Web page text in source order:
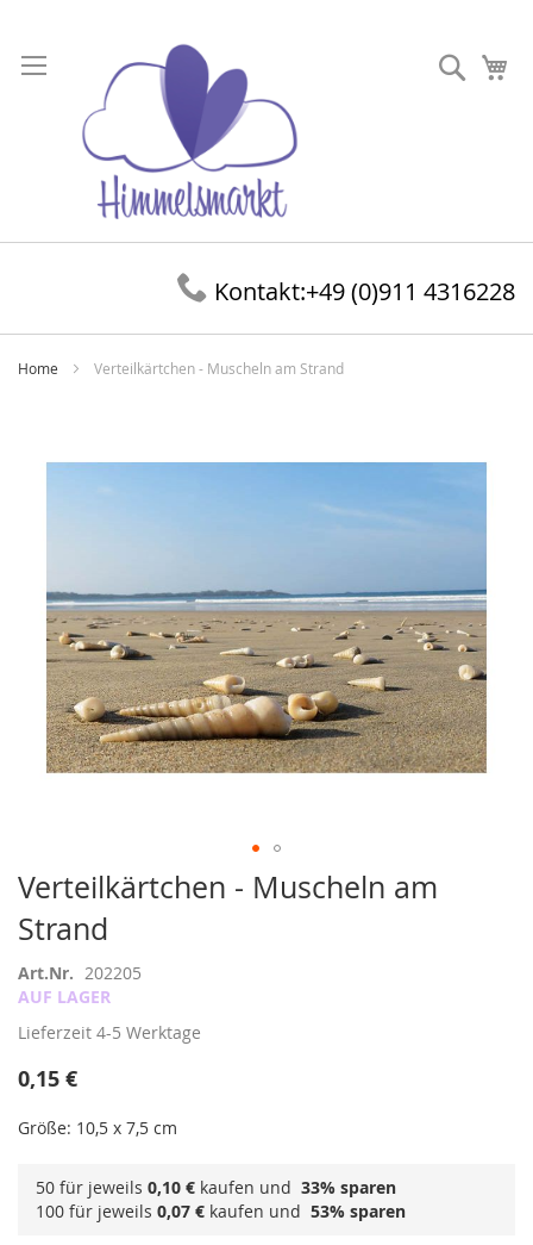
zum
Inhalt
Suche
Kontakt:+49 (0)911 4316228
Home Verteilkärtchen - Muscheln am Strand
Verteilkärtchen - Muscheln am
Strand
Art.Nr. 202205
AUF LAGER
Lieferzeit 4-5 Werktage
0,15 €
Größe: 10,5 x 7,5 cm
50 für jeweils 0,10 € kaufen und 33% sparen
100 für jeweils 0,07 € kaufen und 53% sparen
Bildergalerie
Zum
Anfang
der
Bildergalerie
springen